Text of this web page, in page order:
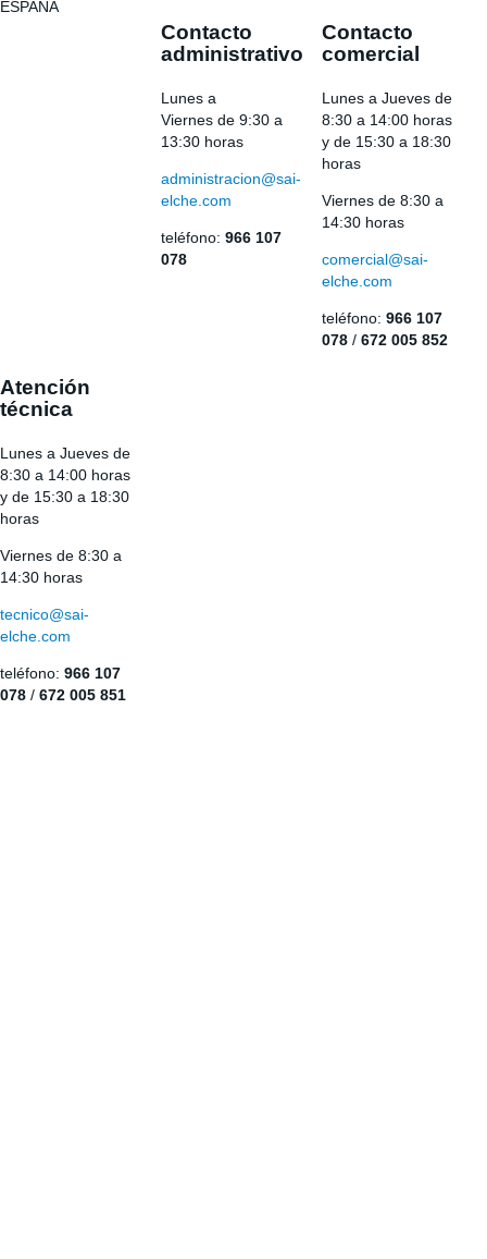
ESPAÑA
Contacto
administrativo
Lunes a
Viernes de 9:30 a
13:30 horas
administracion@sai-
elche.com
teléfono: 966 107
078
Contacto
comercial
Lunes a Jueves de
8:30 a 14:00 horas
y de 15:30 a 18:30
horas
Viernes de 8:30 a
14:30 horas
comercial@sai-
elche.com
teléfono: 966 107
078/ 672 005 852
Atención
técnica
Lunes a Jueves de
8:30 a 14:00 horas
y de 15:30 a 18:30
horas
Viernes de 8:30 a
14:30 horas
tecnico@sai-
elche.com
teléfono: 966 107
078 / 672 005 851